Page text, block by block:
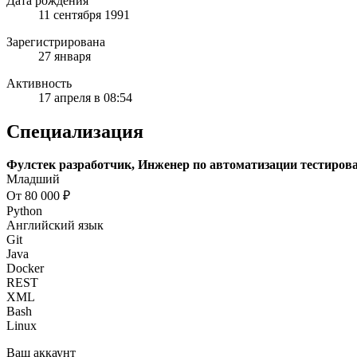
11 сентября 1991
Зарегистрирована
27 января
Активность
17 апреля в 08:54
Специализация
Фулстек разработчик, Инженер по автоматизации
Младший
От 80 000 ₽
Python
Английский язык
Git
Java
Docker
REST
XML
Bash
Linux
Ваш аккаунт